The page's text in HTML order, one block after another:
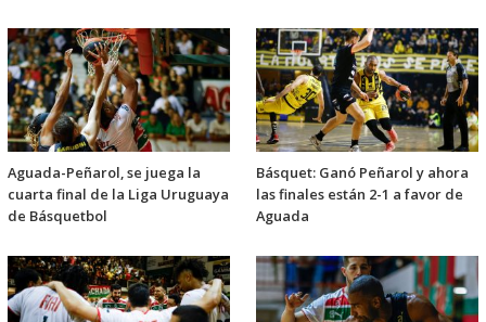
Aguada-Peñarol, se juega la
cuarta final de la Liga Uruguaya
de Básquetbol
Básquet: Ganó Peñarol y ahora
las finales están 2-1 a favor de
Aguada